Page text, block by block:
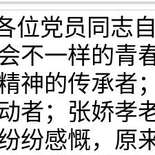
位党员同志
不一样的青
神的传承者
者；张娇孝
纷感慨，原